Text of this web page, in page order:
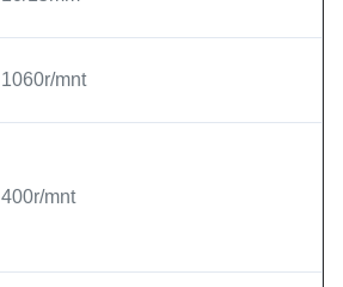
1060r/mnt
400r/mnt